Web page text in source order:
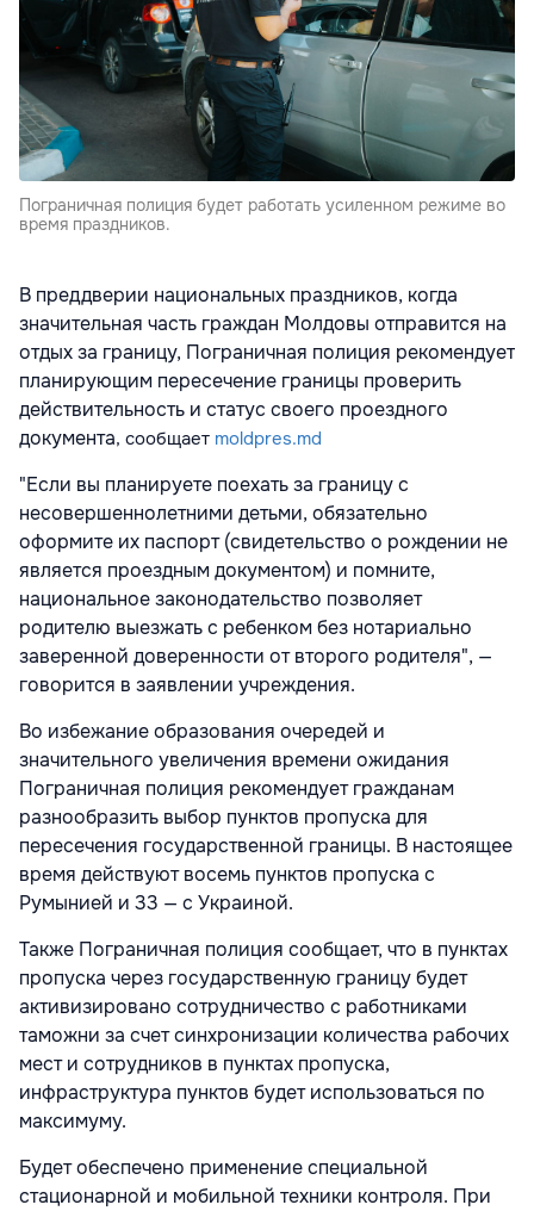
Пограничная полиция будет работать усиленном режиме во
время праздников.
В преддверии национальных праздников, когда
значительная часть граждан Молдовы отправится на
отдых за границу, Пограничная полиция рекомендует
планирующим пересечение границы проверить
действительность и статус своего проездного
документа, сообщает moldpres.md
"Если вы планируете поехать за границу с
несовершеннолетними детьми, обязательно
оформите их паспорт (свидетельство о рождении не
является проездным документом) и помните,
национальное законодательство позволяет
родителю выезжать с ребенком без нотариально
заверенной доверенности от второго родителя", —
говорится в заявлении учреждения.
Во избежание образования очередей и
значительного увеличения времени ожидания
Пограничная полиция рекомендует гражданам
разнообразить выбор пунктов пропуска для
пересечения государственной границы. В настоящее
время действуют восемь пунктов пропуска с
Румынией и 33 — с Украиной.
Также Пограничная полиция сообщает, что в пунктах
пропуска через государственную границу будет
активизировано сотрудничество с работниками
таможни за счет синхронизации количества рабочих
мест и сотрудников в пунктах пропуска,
инфраструктура пунктов будет использоваться по
максимуму.
Будет обеспечено применение специальной
стационарной и мобильной техники контроля. При